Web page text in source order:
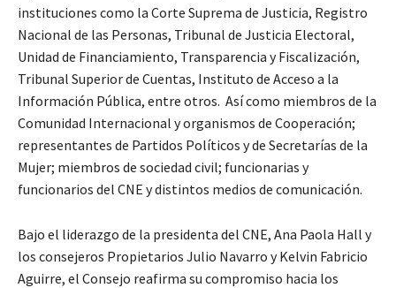
instituciones como la Corte Suprema de Justicia, Registro
Nacional de las Personas, Tribunal de Justicia Electoral,
Unidad de Financiamiento, Transparencia y Fiscalización,
Tribunal Superior de Cuentas, Instituto de Acceso a la
Información Pública, entre otros. Así como miembros de la
Comunidad Internacional y organismos de Cooperación;
representantes de Partidos Políticos y de Secretarías de la
Mujer; miembros de sociedad civil; funcionarias y
funcionarios del CNE y distintos medios de comunicación.
Bajo el liderazgo de la presidenta del CNE, Ana Paola Hall y
los consejeros Propietarios Julio Navarro y Kelvin Fabricio
Aguirre, el Consejo reafirma su compromiso hacia los